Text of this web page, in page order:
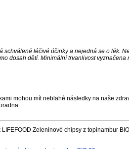
schválené léčivé účinky a nejedná se o lék.
dosah dětí. Minimální trvanlivost vyznačena
mohou mít neblahé následky na naše
Zeleninové chipsy z topinambur